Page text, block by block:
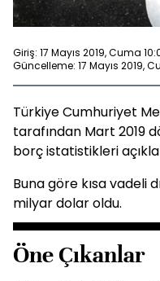
Giriş: 17 Mayıs 2019, Cuma
Güncelleme: 17 Mayıs 2019,
Türkiye Cumhuriyet
tarafından Mart 2019
borç istatistikleri
Buna göre kısa vadeli
milyar dolar oldu.
Öne Çıkanlar